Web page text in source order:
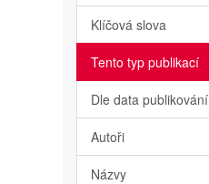
Klíčová slova
Tento typ publikací
Dle data publikování
Autoři
Názvy